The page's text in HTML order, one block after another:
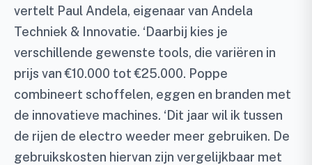
vertelt Paul Andela, eigenaar van Andela
Techniek & Innovatie. ‘Daarbij kies je
verschillende gewenste tools, die variëren in
prijs van €10.000 tot €25.000. Poppe
combineert schoffelen, eggen en branden met
de innovatieve machines. ‘Dit jaar wil ik tussen
de rijen de electro weeder meer gebruiken. De
gebruikskosten hiervan zijn vergelijkbaar met